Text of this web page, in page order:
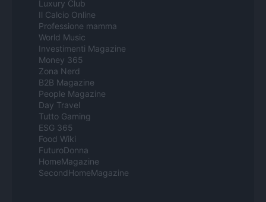
Luxury Club
Il Calcio Online
Professione mamma
World Music
Investimenti Magazine
Money 365
Zona Nerd
B2B Magazine
People Magazine
Day Travel
Tutto Gaming
ESG 365
Food Wiki
FuturoDonna
HomeMagazine
SecondHomeMagazine